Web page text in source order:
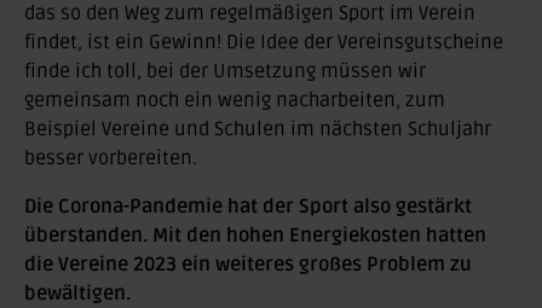
das so den Weg zum regelmäßigen Sport im Verein
findet, ist ein Gewinn! Die Idee der Vereinsgutscheine
finde ich toll, bei der Umsetzung müssen wir
gemeinsam noch ein wenig nacharbeiten, zum
Beispiel Vereine und Schulen im nächsten Schuljahr
besser vorbereiten.
Die Corona-Pandemie hat der Sport also gestärkt
überstanden. Mit den hohen Energiekosten hatten
die Vereine 2023 ein weiteres großes Problem zu
bewältigen.